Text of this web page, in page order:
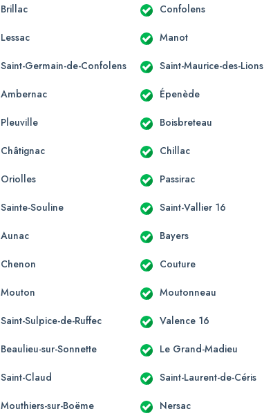
Brillac Confolens
Lessac Manot
Saint-Germain-de-Confolens Saint-Maurice-des-Lions
Ambernac Épenède
Pleuville Boisbreteau
Châtignac Chillac
Oriolles Passirac
Sainte-Souline Saint-Vallier 16
Aunac Bayers
Chenon Couture
Mouton Moutonneau
Saint-Sulpice-de-Ruffec Valence 16
Beaulieu-sur-Sonnette Le Grand-Madieu
Saint-Claud Saint-Laurent-de-Céris
Mouthiers-sur-Boëme Nersac